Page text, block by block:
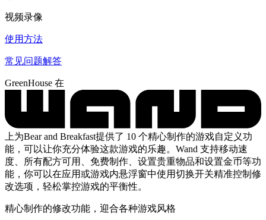
视频录像
使用方法
常见问题解答
GreenHouse 在
上为Bear and Breakfast提供了 10 个精心制作的游戏自定义功
能，可以让你充分体验这款游戏的乐趣。Wand 支持移动速
度、所有配方可用、免费制作、设置贵重物品和设置金币等功
能，你可以在应用或游戏内悬浮窗中使用切换开关精准控制修
改选项，轻松掌控游戏的平衡性。
精心制作的修改功能，迎合各种游戏风格